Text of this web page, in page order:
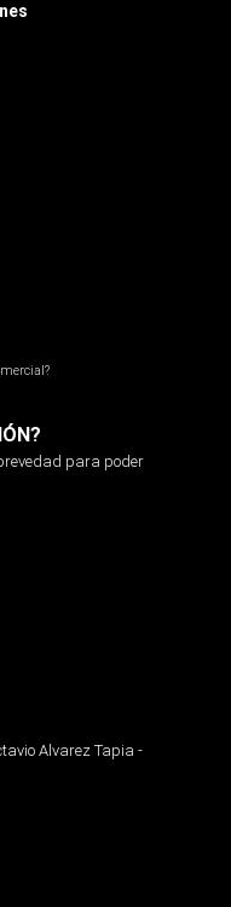
para poder
Alvarez Tapia -